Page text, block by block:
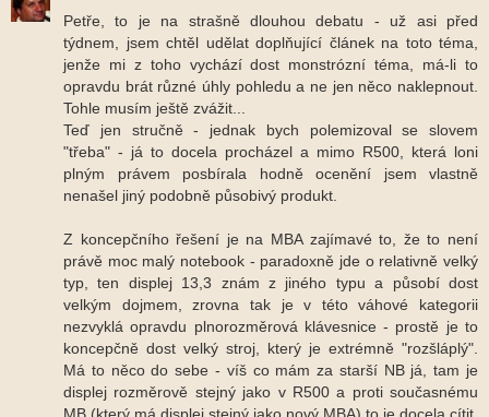
Petře, to je na strašně dlouhou debatu - už asi před
týdnem, jsem chtěl udělat doplňující článek na toto téma,
jenže mi z toho vychází dost monstrózní téma, má-li to
opravdu brát různé úhly pohledu a ne jen něco naklepnout.
Tohle musím ještě zvážit...
Teď jen stručně - jednak bych polemizoval se slovem
"třeba" - já to docela procházel a mimo R500, která loni
plným právem posbírala hodně ocenění jsem vlastně
nenašel jiný podobně působivý produkt.
Z koncepčního řešení je na MBA zajímavé to, že to není
právě moc malý notebook - paradoxně jde o relativně velký
typ, ten displej 13,3 znám z jiného typu a působí dost
velkým dojmem, zrovna tak je v této váhové kategorii
nezvyklá opravdu plnorozměrová klávesnice - prostě je to
koncepčně dost velký stroj, který je extrémně "rozšláplý".
Má to něco do sebe - víš co mám za starší NB já, tam je
displej rozměrově stejný jako v R500 a proti současnému